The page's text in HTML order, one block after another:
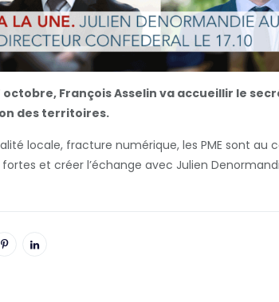
octobre, François Asselin va accueillir le
des territoires.
locale, fracture numérique, les PME sont
et créer l’échange avec Julien